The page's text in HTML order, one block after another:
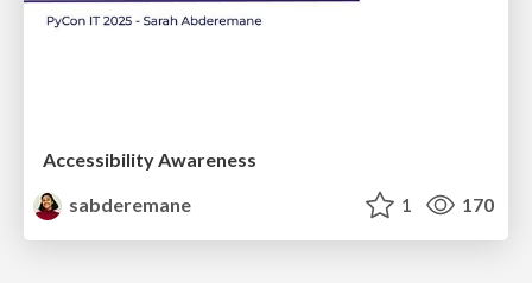
Accessibility Awareness
sabderemane
1 170